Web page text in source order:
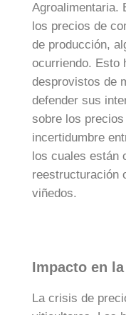
Agroalimentaria.
los precios de
de producción,
ocurriendo. Esto
desprovistos de
defender sus
sobre los
incertidumbre
los cuales están
reestructuración
viñedos.
Impacto en
La crisis de